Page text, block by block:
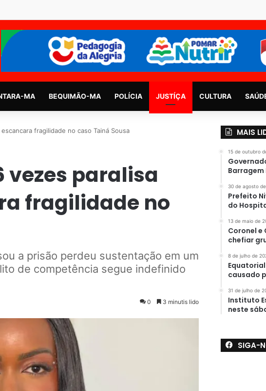
MA BEQUIMÃO-MA POLÍCIA JUSTÍÇA CULTURA
fragilidade no caso Tainá Sousa
vezes paralisa
fragilidade no
a prisão perdeu sustentação em um
de competência segue indefinido
0 3 minutis lido
MAIS
15 de outubro
Barragem
30 de agosto
Prefeito
do
13 de maio de
Coronel e
chefiar
8 de julho de
causado
31 de julho de
Instituto
neste
SIGA-